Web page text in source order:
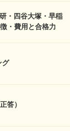
・四谷大塚・早稲
・費用と合格力
グ
答）